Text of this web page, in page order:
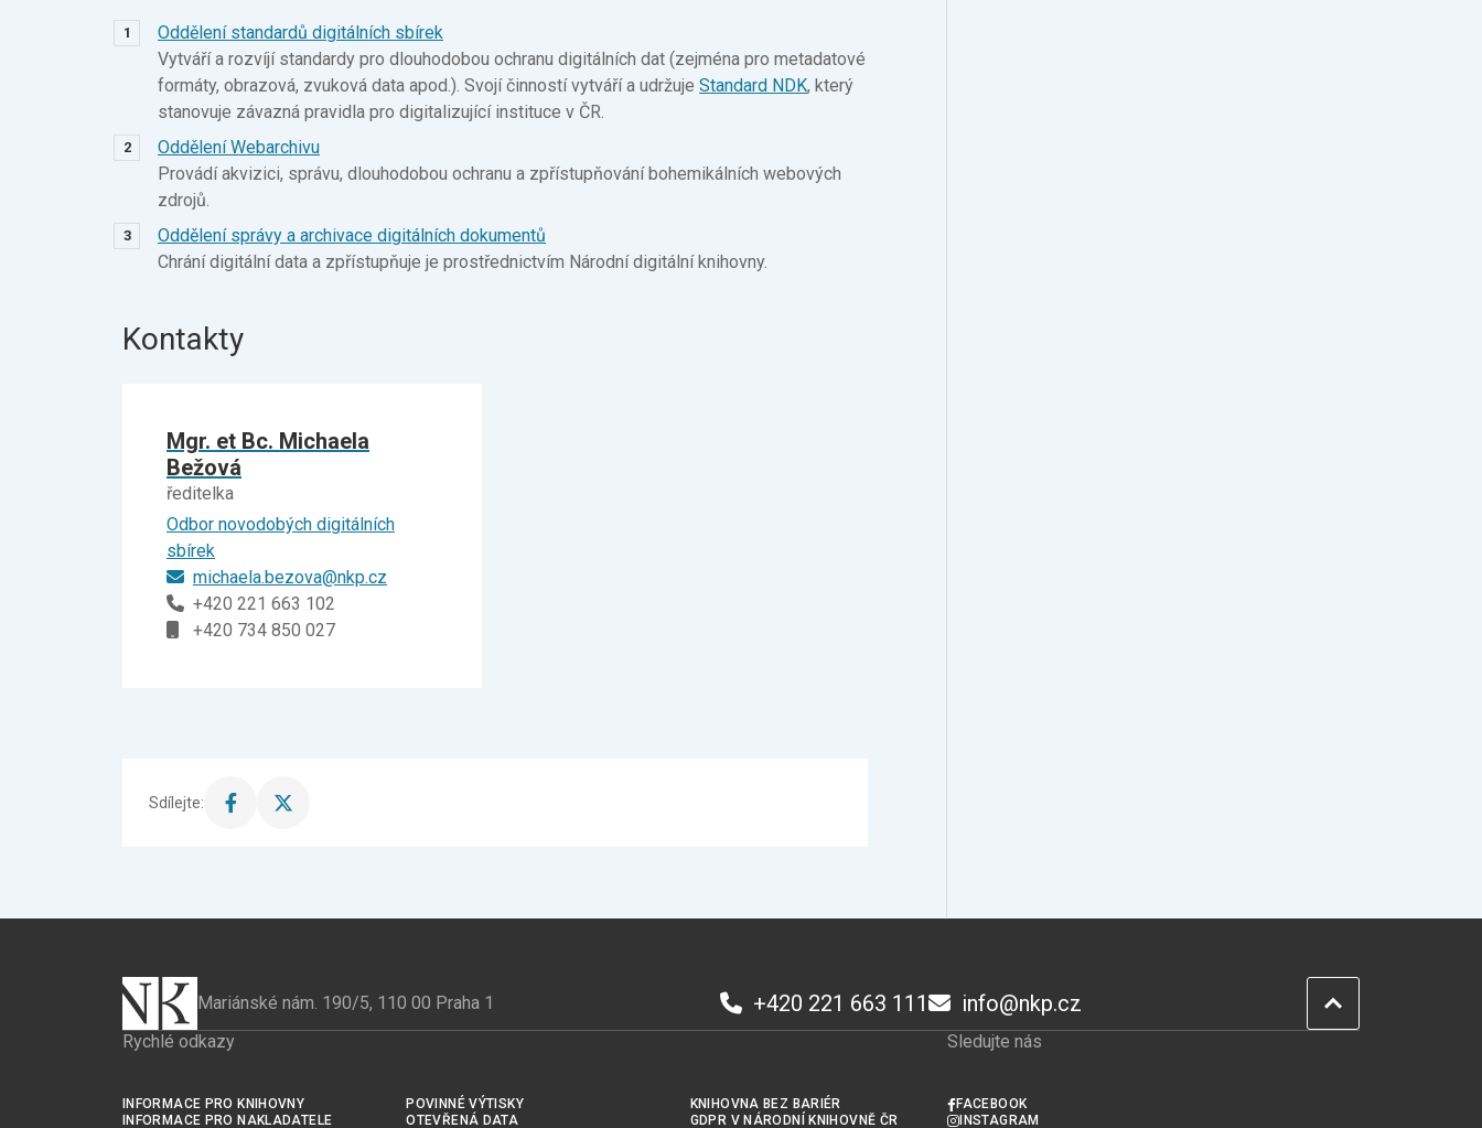
Oddělení standardů digitálních sbírek
Vytváří a rozvíjí standardy pro dlouhodobou ochranu digitálních dat (zejména pro metadatové
formáty, obrazová, zvuková data apod.). Svojí činností vytváří a udržuje Standard NDK, který
stanovuje závazná pravidla pro digitalizující instituce v ČR.
Oddělení Webarchivu
Provádí akvizici, správu, dlouhodobou ochranu a zpřístupňování bohemikálních webových
zdrojů.
Oddělení správy a archivace digitálních dokumentů
Chrání digitální data a zpřístupňuje je prostřednictvím Národní digitální knihovny.
Kontakty
Mgr. et Bc. Michaela
Bežová
ředitelka
Odbor novodobých digitálních
sbírek
michaela.bezova@nkp.cz
+420 221 663 102
+420 734 850 027
Sdílejte:
Sdílet
Sdílet
Mariánské nám. 190/5, 110 00 Praha 1 +420 221 663 111 info@nkp.cz
Rychlé odkazy
INFORMACE PRO KNIHOVNY
INFORMACE PRO NAKLADATELE
POVINNÉ VÝTISKY
OTEVŘENÁ DATA
KNIHOVNA BEZ BARIÉR
GDPR V NÁRODNÍ KNIHOVNĚ ČR
Sledujte nás
FACEBOOK
INSTAGRAM